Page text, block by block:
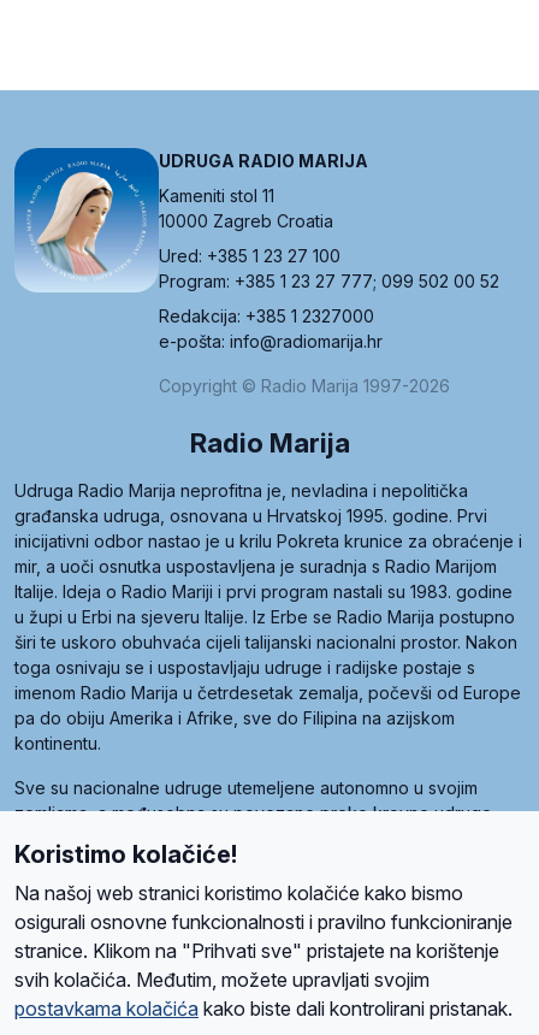
UDRUGA RADIO MARIJA
Kameniti stol 11
10000 Zagreb Croatia
Ured: +385 1 23 27 100
Program: +385 1 23 27 777; 099 502 00 52
Redakcija: +385 1 2327000
e-pošta: info@radiomarija.hr
Copyright © Radio Marija 1997-2026
Radio Marija
Udruga Radio Marija neprofitna je, nevladina i nepolitička
građanska udruga, osnovana u Hrvatskoj 1995. godine. Prvi
inicijativni odbor nastao je u krilu Pokreta krunice za obraćenje i
mir, a uoči osnutka uspostavljena je suradnja s Radio Marijom
Italije. Ideja o Radio Mariji i prvi program nastali su 1983. godine
u župi u Erbi na sjeveru Italije. Iz Erbe se Radio Marija postupno
širi te uskoro obuhvaća cijeli talijanski nacionalni prostor. Nakon
toga osnivaju se i uspostavljaju udruge i radijske postaje s
imenom Radio Marija u četrdesetak zemalja, počevši od Europe
pa do obiju Amerika i Afrike, sve do Filipina na azijskom
kontinentu.
Sve su nacionalne udruge utemeljene autonomno u svojim
zemljama, a međusobna su povezane preko krovne udruge
pod nazivom Svjetska obitelj Radio Marije (World Family of
Radio Maria). Svjetsku obitelj utemeljilo je sedam članica, među
kojima je i hrvatska Udruga Radio Marija.
O namaRadio ProgramVolonteriPrijateljiKontaktPravila privatnosti
Koristimo kolačiće!
Na našoj web stranici koristimo kolačiće kako bismo
osigurali osnovne funkcionalnosti i pravilno funkcioniranje
stranice. Klikom na "Prihvati sve" pristajete na korištenje
svih kolačića. Međutim, možete upravljati svojim
postavkama kolačića kako biste dali kontrolirani pristanak.